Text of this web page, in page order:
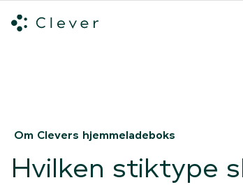
Om Clevers hjemmeladeboks
Hvilken stiktype